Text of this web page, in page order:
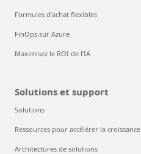
Formules d’achat flexibles
FinOps sur Azure
Maximisez le ROI de l’IA
Solutions et support
Solutions
Ressources pour accélérer la croissance
Architectures de solutions